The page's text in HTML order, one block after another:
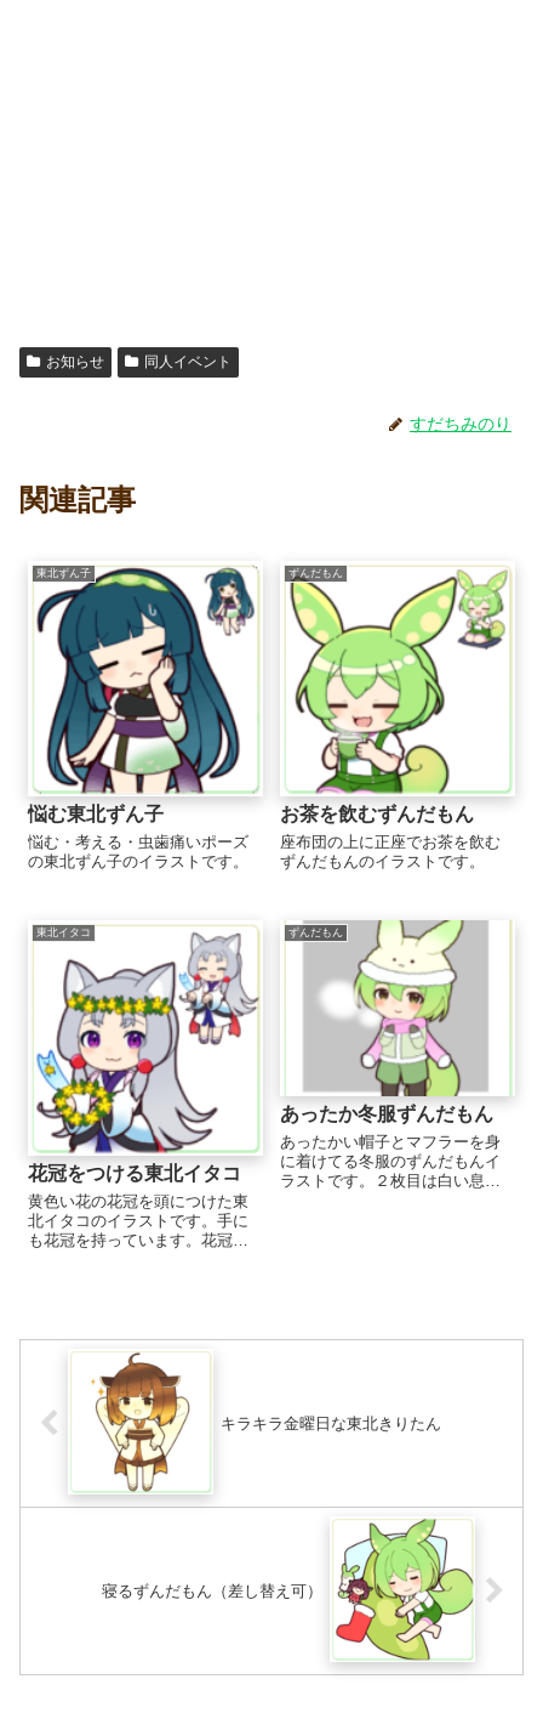
お知らせ 同人イベント
すだちみのり
関連記事
東北ずん子
悩む東北ずん子
悩む・考える・虫歯痛いポーズ
の東北ずん子のイラストです。
ずんだもん
お茶を飲むずんだもん
座布団の上に正座でお茶を飲む
ずんだもんのイラストです。
東北イタコ
花冠をつける東北イタコ
黄色い花の花冠を頭につけた東
北イタコのイラストです。手に
も花冠を持っています。花冠な
ずんだもん
あったか冬服ずんだもん
あったかい帽子とマフラーを身
に着けてる冬服のずんだもんイ
ラストです。２枚目は白い息が
キラキラ金曜日な東北きりたん
寝るずんだもん（差し替え可）